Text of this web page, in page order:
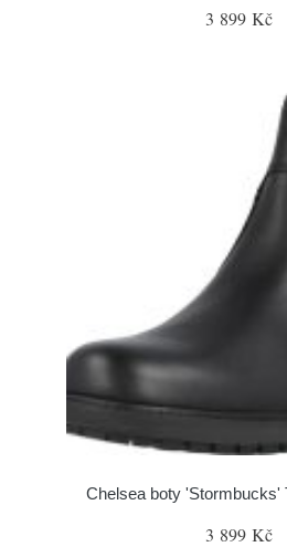
3 899 Kč
Chelsea boty 'Stormbucks'
3 899 Kč